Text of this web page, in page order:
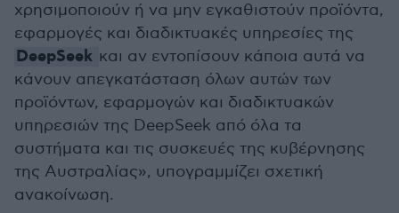
χρησιμοποιούν ή να μην εγκαθιστούν προϊόντα,
εφαρμογές και διαδικτυακές υπηρεσίες της
DeepSeek και αν εντοπίσουν κάποια αυτά να
κάνουν απεγκατάσταση όλων αυτών των
προϊόντων, εφαρμογών και διαδικτυακών
υπηρεσιών της DeepSeek από όλα τα
συστήματα και τις συσκευές της κυβέρνησης
της Αυστραλίας», υπογραμμίζει σχετική
ανακοίνωση.